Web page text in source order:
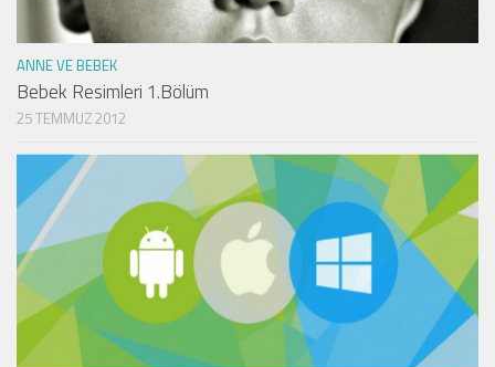
ANNE VE BEBEK
Bebek Resimleri 1.Bölüm
25 TEMMUZ 2012